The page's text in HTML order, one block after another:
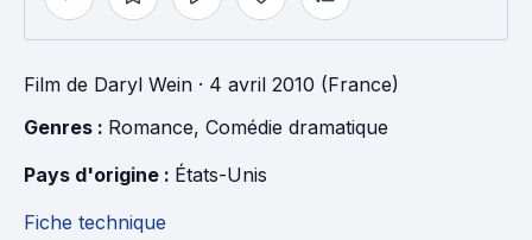
Film de Daryl Wein · 4 avril 2010 (France)
Genres : Romance, Comédie dramatique
Pays d'origine : États-Unis
Fiche technique